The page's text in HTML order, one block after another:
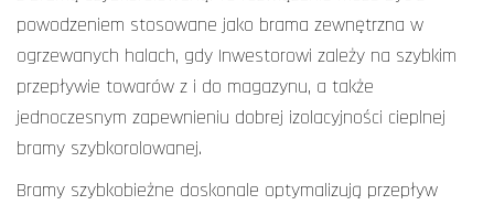
powodzeniem stosowane jako brama zewnętrzna w
ogrzewanych halach, gdy Inwestorowi zależy na szybkim
przepływie towarów z i do magazynu, a także
jednoczesnym zapewnieniu dobrej izolacyjności cieplnej
bramy szybkorolowanej.
Bramy szybkobieżne doskonale optymalizują przepływ